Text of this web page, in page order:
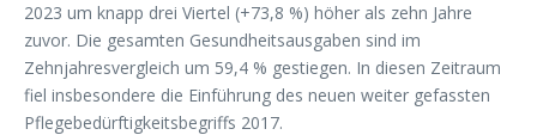
2023 um knapp drei Viertel (+73,8 %) höher als zehn Jahre
zuvor. Die gesamten Gesundheitsausgaben sind im
Zehnjahresvergleich um 59,4 % gestiegen. In diesen Zeitraum
fiel insbesondere die Einführung des neuen weiter gefassten
Pflegebedürftigkeitsbegriffs 2017.